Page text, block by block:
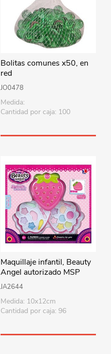
Bolitas comunes x50, en
red
JO0478
Medida:
Cantidad por caja: 100
Maquillaje infantil, Beauty
Angel autorizado MSP
JA2644
Medida: 10x12cm
Cantidad por caja: 96